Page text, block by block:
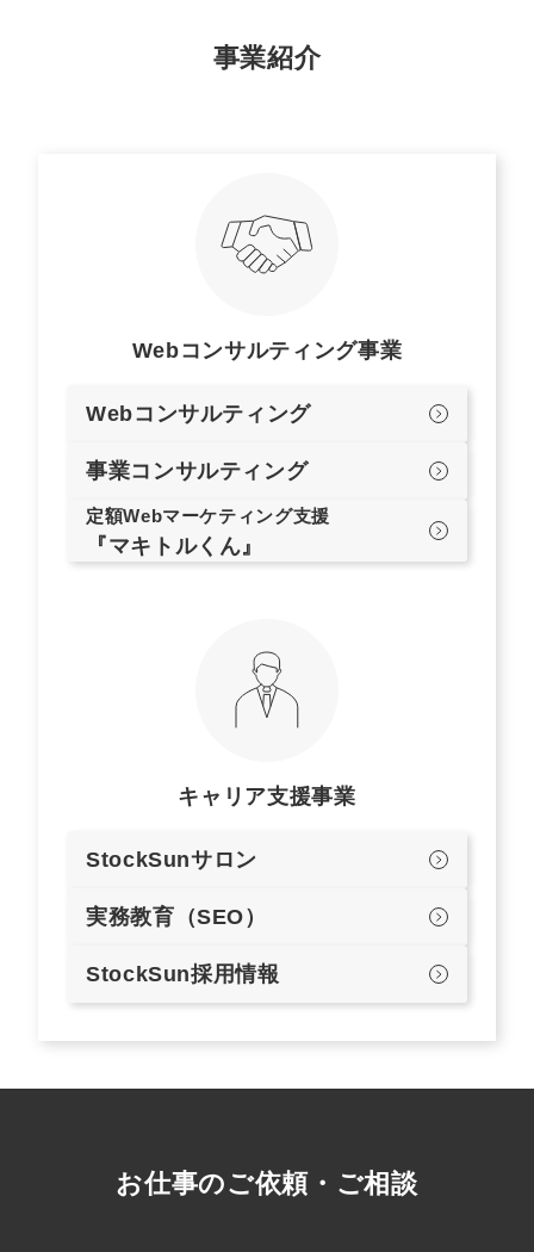
事業紹介
Webコンサルティング事業
Webコンサルティング
事業コンサルティング
定額Webマーケティング支援
『マキトルくん』
キャリア支援事業
StockSunサロン
実務教育（SEO）
StockSun採用情報
お仕事のご依頼・ご相談